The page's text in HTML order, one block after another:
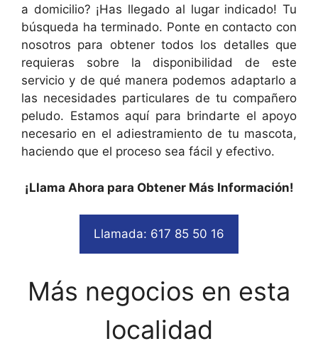
a domicilio? ¡Has llegado al lugar indicado! Tu
búsqueda ha terminado. Ponte en contacto con
nosotros para obtener todos los detalles que
requieras sobre la disponibilidad de este
servicio y de qué manera podemos adaptarlo a
las necesidades particulares de tu compañero
peludo. Estamos aquí para brindarte el apoyo
necesario en el adiestramiento de tu mascota,
haciendo que el proceso sea fácil y efectivo.
¡Llama Ahora para Obtener Más Información!
Llamada: 617 85 50 16
Más negocios en esta
localidad